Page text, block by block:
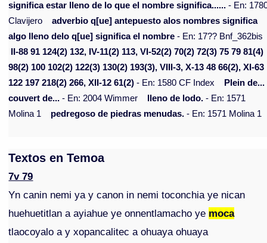
significa estar lleno de lo que el nombre significa...... - En:
Clavijero
adverbio q[ue] antepuesto alos nombres significa
algo lleno delo q[ue] significa el nombre - En: 17?? Bnf_362bis
II-88 91 124(2) 132, IV-11(2) 113, VI-52(2) 70(2) 72(3) 75 79 81(4)
98(2) 100 102(2) 122(3) 130(2) 193(3), VIII-3, X-13 48 66(2), XI-63
122 197 218(2) 266, XII-12 61(2) - En: 1580 CF Index
Plein de...
couvert de... - En: 2004 Wimmer lleno de lodo. - En: 1571
Molina 1
pedregoso de piedras menudas. - En: 1571 Molina 1
Textos en Temoa
7v 79
Yn canin nemi ya y canon in nemi toconchia ye nican
huehuetitlan a ayiahue ye onnentlamacho ye moca
tlaocoyalo a y xopancalitec a ohuaya ohuaya